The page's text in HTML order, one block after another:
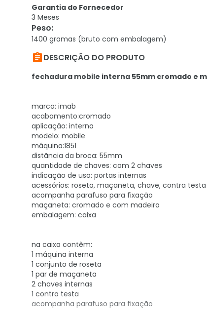
Garantia do Fornecedor
3 Meses
Peso:
1400 gramas (bruto com embalagem)
DESCRIÇÃO DO PRODUTO
fechadura mobile interna 55mm cromado e
marca: imab
acabamento:cromado
aplicação: interna
modelo: mobile
máquina:1851
distãncia da broca: 55mm
quantidade de chaves: com 2 chaves
indicação de uso: portas internas
acessórios: roseta, maçaneta, chave, contra testa
acompanha parafuso para fixação
maçaneta: cromado e com madeira
embalagem: caixa
na caixa contêm:
1 máquina interna
1 conjunto de roseta
1 par de maçaneta
2 chaves internas
1 contra testa
acompanha parafuso para fixação